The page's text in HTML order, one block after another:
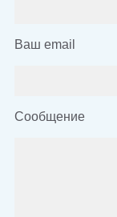
Ваш email
Сообщение